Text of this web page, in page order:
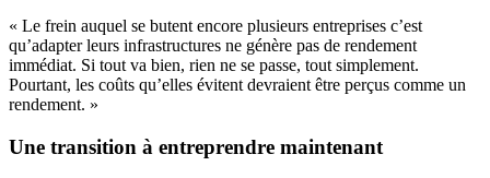
« Le frein auquel se butent encore plusieurs entreprises c’est
qu’adapter leurs infrastructures ne génère pas de rendement
immédiat. Si tout va bien, rien ne se passe, tout simplement.
Pourtant, les coûts qu’elles évitent devraient être perçus comme un
rendement. »
Une transition à entreprendre maintenant